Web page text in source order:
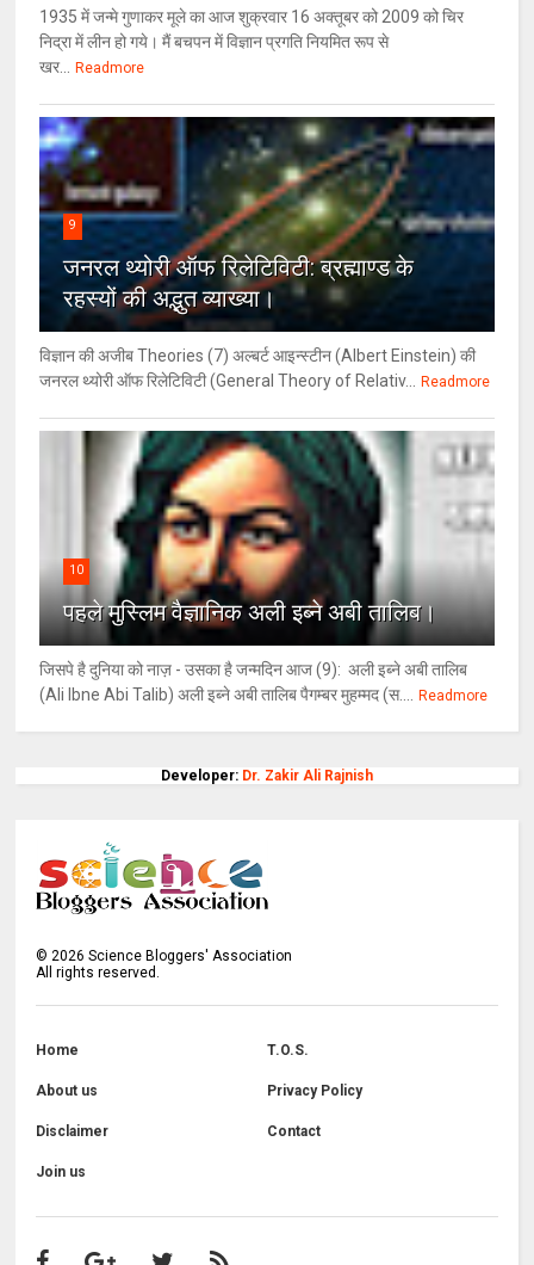
1935 में जन्मे गुणाकर मूले का आज शुक्रवार 16 अक्तूबर को 2009 को चिर
निद्रा में लीन हो गये। मैं बचपन में विज्ञान प्रगति नियमित रूप से
खर...
Readmore
9
जनरल थ्‍योरी ऑफ रिलेटिविटी: ब्रह्माण्‍ड के
रहस्‍यों की अद्भुत व्‍याख्‍या।
विज्ञान की अजीब Theories (7) अल्‍बर्ट आइन्स्टीन (Albert Einstein) की
जनरल थ्योरी ऑफ रिलेटिविटी (General Theory of Relativ...
Readmore
10
पहले मुस्लिम वैज्ञानिक अली इब्ने अबी तालिब।
जिसपे है दुनिया को नाज़ - उसका है जन्मदिन आज (9): अली इब्ने अबी तालिब
(Ali Ibne Abi Talib) अली इब्ने अबी तालिब पैगम्बर मुहम्मद (स....
Readmore
Developer: Dr. Zakir Ali Rajnish
©2026 Science Bloggers' Association
All rights reserved.
Home T.O.S.
About us Privacy Policy
Disclaimer Contact
Join us